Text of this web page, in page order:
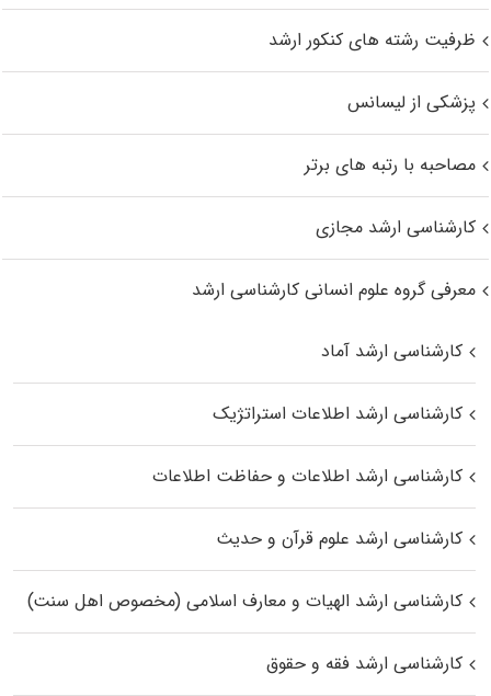
ظرفیت رشته های کنکور ارشد
پزشکی از لیسانس
مصاحبه با رتبه های برتر
کارشناسی ارشد مجازی
معرفی گروه علوم انسانی کارشناسی ارشد
کارشناسی ارشد آماد
کارشناسی ارشد اطلاعات استراتژیک
کارشناسی ارشد اطلاعات و حفاظت اطلاعات
کارشناسی ارشد علوم قرآن و حدیث
کارشناسی ارشد الهیات و معارف اسلامی (مخصوص اهل سنت)
کارشناسی ارشد فقه و حقوق